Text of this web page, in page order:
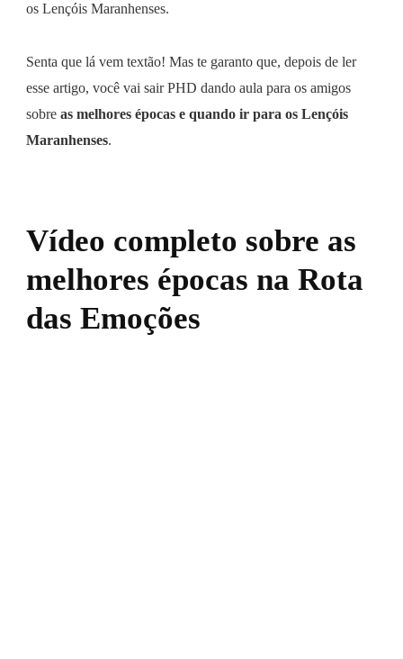
os Lençóis Maranhenses.
Senta que lá vem textão! Mas te garanto que, depois de ler
esse artigo, você vai sair PHD dando aula para os amigos
sobre as melhores épocas e quando ir para os Lençóis
Maranhenses.
Vídeo completo sobre as
melhores épocas na Rota
das Emoções